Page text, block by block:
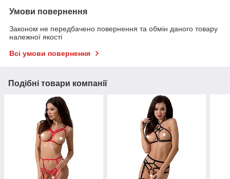
Умови повернення
Законом не передбачено повернення та обмін даного товару
належної якості
Всі умови повернення
Подібні товари компанії